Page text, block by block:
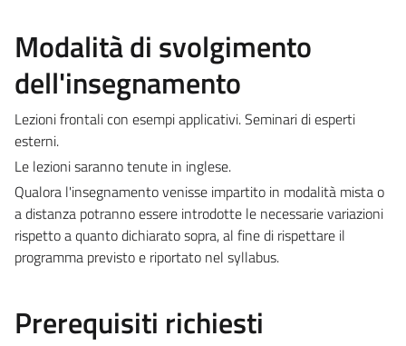
Modalità di svolgimento
dell'insegnamento
Lezioni frontali con esempi applicativi. Seminari di esperti
esterni.
Le lezioni saranno tenute in inglese.
Qualora l'insegnamento venisse impartito in modalità mista o
a distanza potranno essere introdotte le necessarie variazioni
rispetto a quanto dichiarato sopra, al fine di rispettare il
programma previsto e riportato nel syllabus.
Prerequisiti richiesti